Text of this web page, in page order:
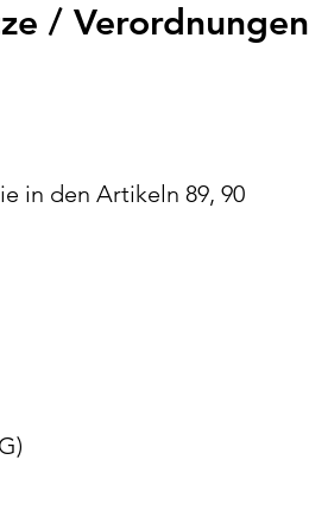
/ Verordnungen
in den Artikeln 89, 90